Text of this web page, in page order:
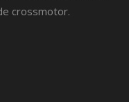
crossmotor.